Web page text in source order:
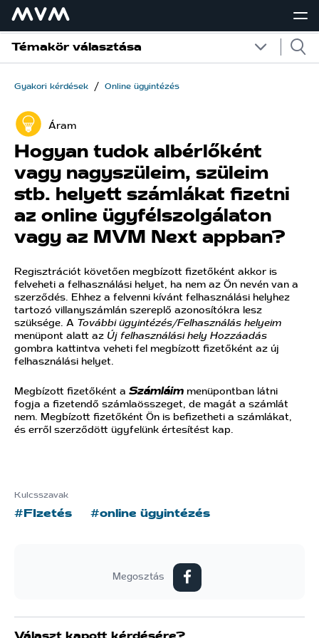
Témakör választása
Gyakori kérdések / Online ügyintézés
Áram
Hogyan tudok albérlőként
vagy nagyszüleim, szüleim
stb. helyett számlákat fizetni
az online ügyfélszolgálaton
vagy az MVM Next appban?
Megosztás
Regisztrációt követően megbízott fizetőként akkor is
felveheti a felhasználási helyet, ha nem az Ön nevén van a
szerződés. Ehhez a felvenni kívánt felhasználási helyhez
tartozó villanyszámlán szereplő azonosítókra lesz
szüksége. A További ügyintézés/Felhasználás helyeim
menüpont alatt az Új felhasználási hely Hozzáadás
gombra kattintva veheti fel megbízott fizetőként az új
felhasználási helyet.
Megbízott fizetőként a Számláim menüpontban látni
fogja a fizetendő számlaösszeget, de magát a számlát
nem. Megbízott fizetőként Ön is befizetheti a számlákat,
és erről szerződött ügyfelünk értesítést kap.
Kulcsszavak
#FIzetés #online ügyintézés
Választ kapott kérdésére?